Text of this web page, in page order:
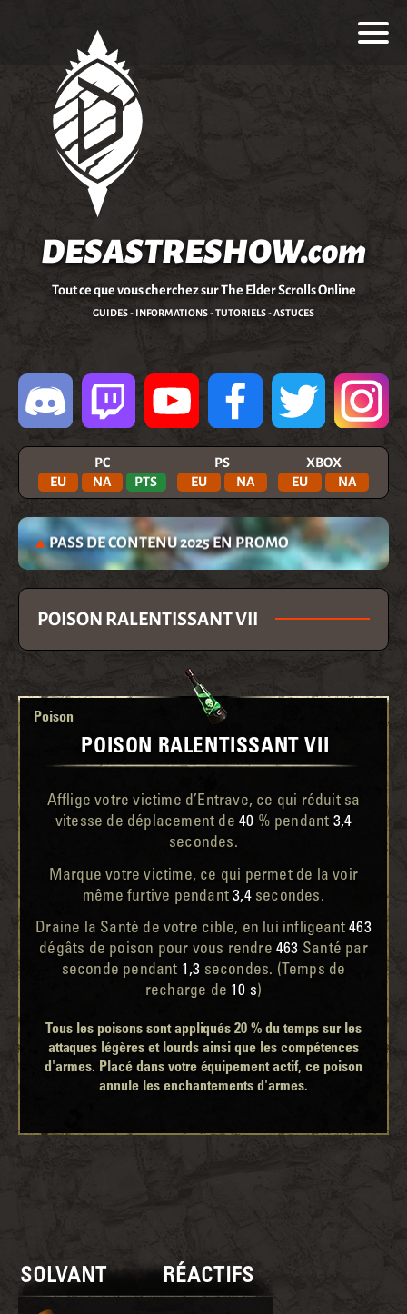
DESASTRESHOW.com
Tout ce que vous cherchez sur The Elder Scrolls Online
GUIDES - INFORMATIONS - TUTORIELS - ASTUCES
PC
EU
NA PTS
PS
EU
NA
XBOX
EU
NA
PASS DE CONTENU 2025 EN PROMO
POISON RALENTISSANT VII
Poison
POISON RALENTISSANT VII
Afflige votre victime d’Entrave, ce qui réduit sa
vitesse de déplacement de 40 % pendant 3,4
secondes.
Marque votre victime, ce qui permet de la voir
même furtive pendant3,4secondes.
Draine la Santé de votre cible, en lui infligeant463
dégâts de poison pour vous rendre463 Santé par
seconde pendant 1,3 secondes. (Temps de
recharge de 10 s)
Tous les poisons sont appliqués 20 % du temps sur les
attaques légères et lourds ainsi que les compétences
d'armes. Placé dans votre équipement actif, ce poison
annule les enchantements d'armes.
SOLVANT RÉACTIFS